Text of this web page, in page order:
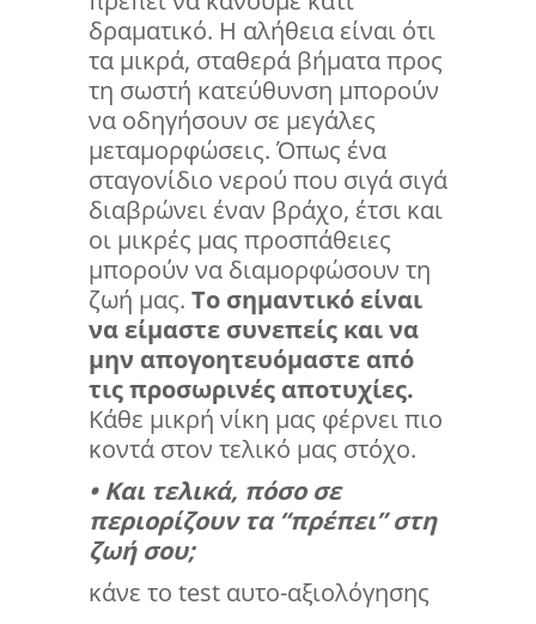
δραματικό. Η αλήθεια είναι ότι
τα μικρά, σταθερά βήματα προς
τη σωστή κατεύθυνση μπορούν
να οδηγήσουν σε μεγάλες
μεταμορφώσεις. Όπως ένα
σταγονίδιο νερού που σιγά σιγά
διαβρώνει έναν βράχο, έτσι και
οι μικρές μας προσπάθειες
μπορούν να διαμορφώσουν τη
ζωή μας. Το σημαντικό είναι
να είμαστε συνεπείς και να
μην απογοητευόμαστε από
τις προσωρινές αποτυχίες.
Κάθε μικρή νίκη μας φέρνει πιο
κοντά στον τελικό μας στόχο.
• Και τελικά, πόσο σε
περιορίζουν τα “πρέπει” στη
ζωή σου;
κάνε το test αυτο-αξιολόγησης